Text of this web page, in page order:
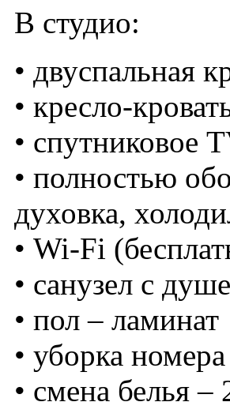
В студио:
• двуспальная
• кресло-
• спутниковое
• полностью
духовка,
• Wi-Fi
• санузел с
• пол – ламинат
• уборка
• смена белья –